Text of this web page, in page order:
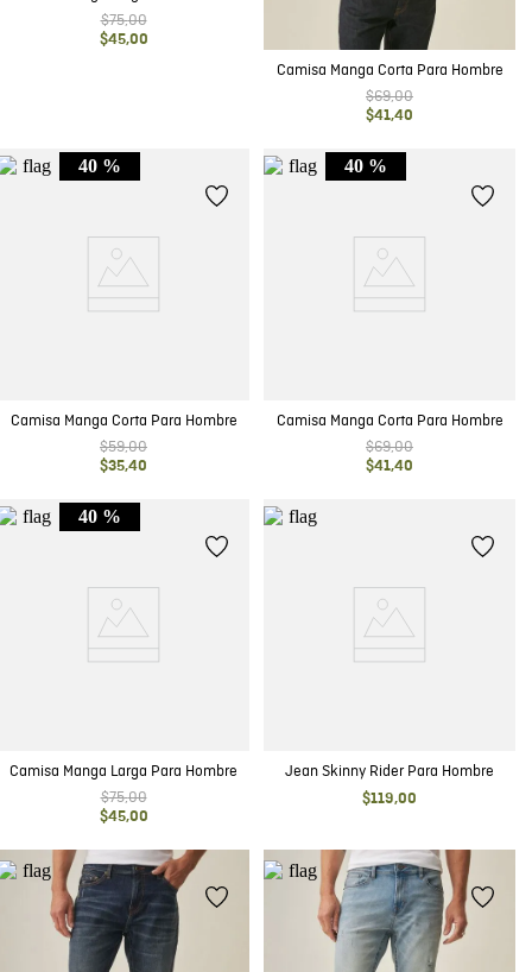
$75,00
$45,00
Camisa Manga Corta Para Hombre
$69,00
$41,40
40 %
Camisa Manga Corta Para Hombre
$59,00
$35,40
40 %
Camisa Manga Corta Para Hombre
$69,00
$41,40
40 %
Camisa Manga Larga Para Hombre
$75,00
$45,00
Jean Skinny Rider Para Hombre
$119,00